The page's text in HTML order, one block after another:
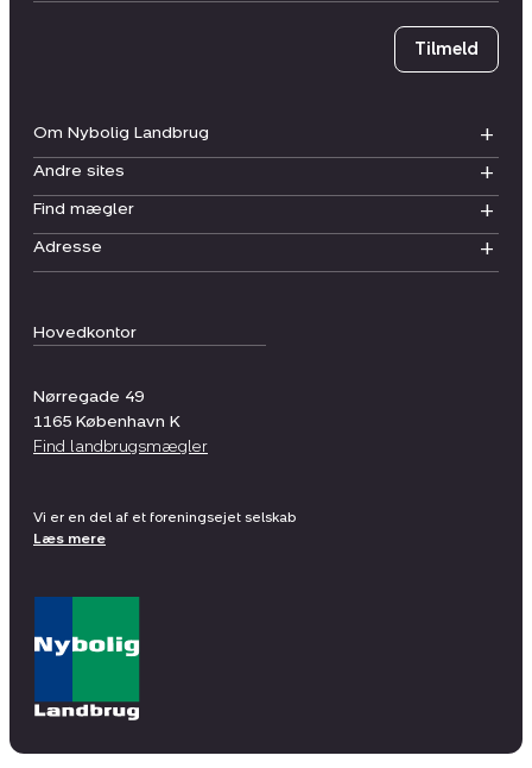
Hovedkontor
Nørregade 49
1165 København K
Find landbrugsmægler
Om Nybolig Landbrug
Andre sites
Find mægler
Adresse
Tilmeld
Vi er en del af et foreningsejet selskab
Læs mere